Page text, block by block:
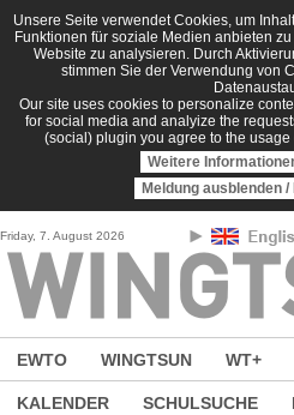
Direkt zum Inhalt
Unsere Seite verwendet Cookies, um
Funktionen für soziale Medien anbieten
Website zu analysieren. Durch
stimmen Sie der Verwendung von
Our site uses cookies to personalize
for social media and analyize the
(social) plugin you agree to the
Weitere
Meldung ausblenden
Friday, 7. August 2026
EWTO WINGTSUN WT+
KALENDER SCHULSUCHE